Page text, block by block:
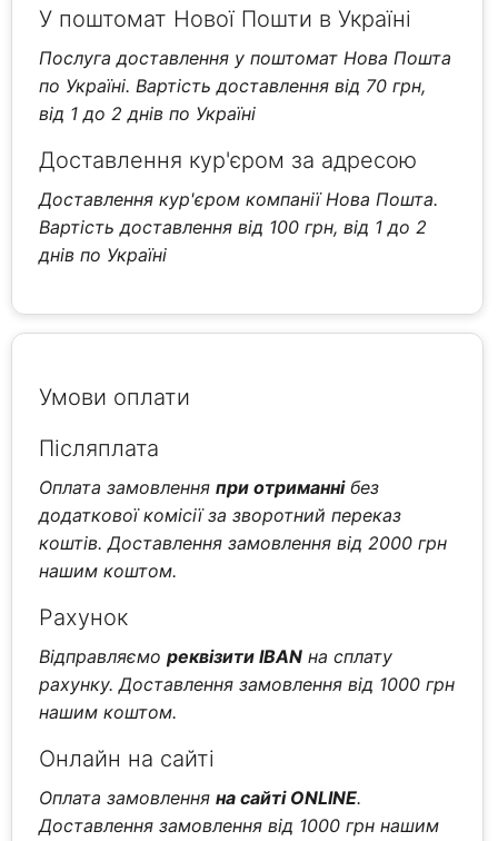
У поштомат Нової Пошти в Україні
Послуга доставлення у поштомат Нова Пошта
по Україні. Вартість доставлення від 70 грн,
від 1 до 2 днів по Україні
Доставлення кур'єром за адресою
Доставлення кур'єром компанії Нова Пошта.
Вартість доставлення від 100 грн, від 1 до 2
днів по Україні
Умови оплати
Післяплата
Оплата замовленняпри отриманнібез
додаткової комісії за зворотний переказ
коштів. Доставлення замовлення від 2000 грн
нашим коштом.
Рахунок
Відправляємореквізити IBAN на сплату
рахунку. Доставлення замовлення від 1000 грн
нашим коштом.
Онлайн на сайті
Оплата замовленняна сайті ONLINE.
Доставлення замовлення від 1000 грн нашим